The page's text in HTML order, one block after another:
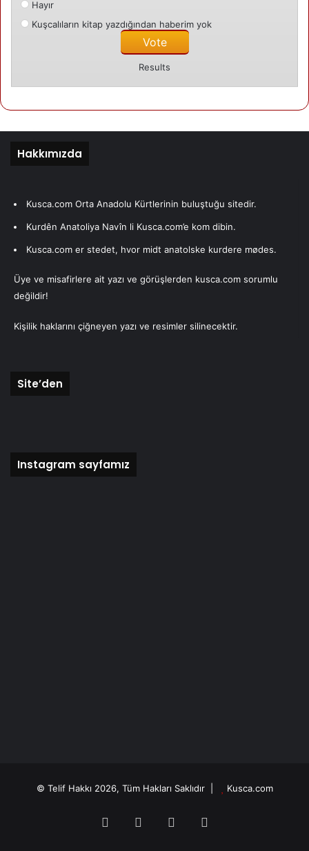
Mehmet Gezen
Ben
16/11/2024
Mevzu yokluğun
Kategori edilmemis
24/04/2024
Hayır
Kuşcalıların kitap yazdığından haberim yok
Results
Hakkımızda
Kusca.com Orta Anadolu Kürtlerinin buluştuğu sitedir.
Kurdên Anatoliya Navîn li Kusca.com’e kom dibin.
Kusca.com er stedet, hvor midt anatolske kurdere mødes.
Üye ve misafirlere ait yazı ve görüşlerden kusca.com sorumlu
değildir!
Kişilik haklarını çiğneyen yazı ve resimler silinecektir.
Site’den
Instagram sayfamız
© Telif Hakkı 2026, Tüm Hakları Saklıdır | Kusca.com
Facebook YouTube